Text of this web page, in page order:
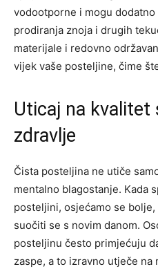
vodootporne i mogu
prodiranja znoja i drugih
materijale i redovno
vijek vaše posteljine, čime
Uticaj na kvalitet
zdravlje
Čista posteljina ne utiče
mentalno blagostanje. Kada
posteljini, osjećamo se
suočiti se s novim danom.
posteljinu često primjećuju
zaspe, a to izravno utječe